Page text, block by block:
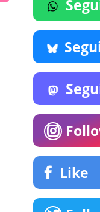
Like